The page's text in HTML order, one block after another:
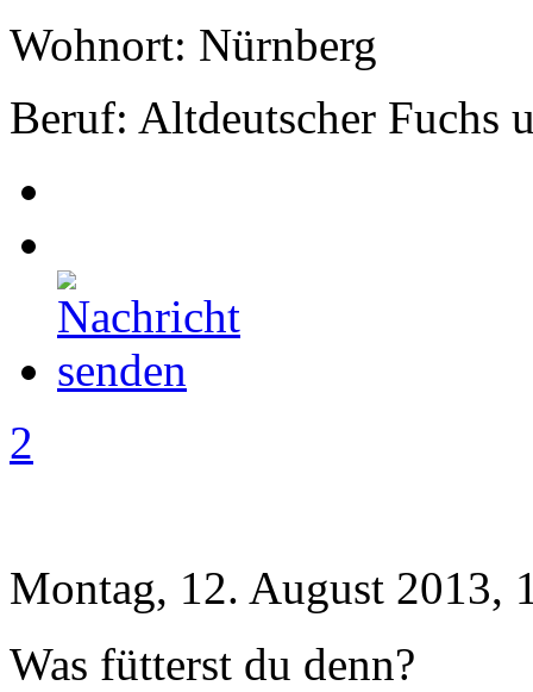
Wohnort: Nürnberg
Beruf: Altdeutscher Fuchs
2
Montag, 12. August 2013,
Was fütterst du denn?